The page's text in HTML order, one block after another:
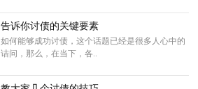
告诉你讨债的关键要素
如何能够成功讨债，这个话题已经是很多人心中的
诘问，那么，在当下，各..